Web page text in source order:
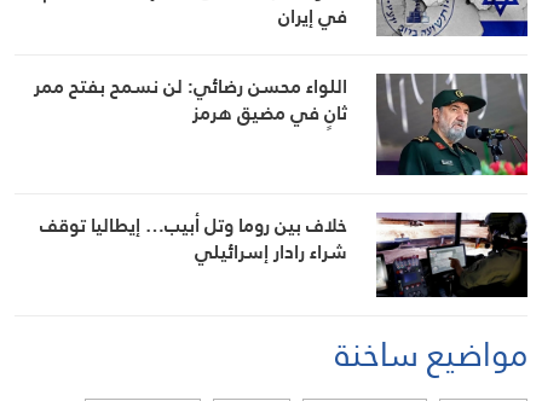
في إيران
اللواء محسن رضائي: لن نسمح بفتح ممر
ثانٍ في مضيق هرمز
خلاف بين روما وتل أبيب… إيطاليا توقف
شراء رادار إسرائيلي
مواضيع ساخنة